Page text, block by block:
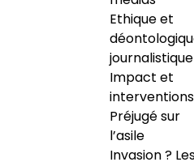
Ethique et
journalistique
Impact et
interventions
Préjugé sur
l’asile
Invasion ?